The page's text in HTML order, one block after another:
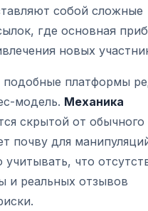
собой сложные
где основная
новых
платформы
модель. Механика
скрытой от обычного
почву для
что
и реальных отзывов